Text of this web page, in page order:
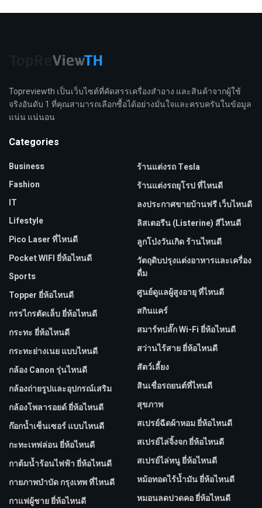
Topreviewth เป็นเว็บไซต์ที่คัดสรรเครื่องสำอาง และสินค้าจากผู้ใช้
จริงอันดับ 1 ที่คุณสามารถเลือกซื้อได้อย่างมั่นใจและครบครันในข้อมูล
แน่น แน่นอน
Categories
Business
Fashion
IT
Lifestyle
Pico Laser ที่ไหนดี
Pocket WIFI ยี่ห้อไหนดี
Sports
Topper ยี่ห้อไหนดี
กรรไกรตัดเล็บ ยี่ห้อไหนดี
กระทะ ยี่ห้อไหนดี
กระทะย่างเนย แบบไหนดี
กล้อง Canon รุ่นไหนดี
กล้องถ่ายรูปและอุปกรณ์เสริม
กล้องโพลารอยด์ ยี่ห้อไหนดี
ก๊อกน้ำเซ็นเซอร์ แบบไหนดี
กะทะเทฟล่อน ยี่ห้อไหนดี
กาต้มน้ำร้อนไฟฟ้า ยี่ห้อไหนดี
กายภาพบําบัด กรุงเทพ ที่ไหนดี
กาแฟผู้ชาย ยี่ห้อไหนดี
ร้านแต่งรถ Tesla
ร้านแต่งรถยุโรป ที่ไหนดี
ลงประกาศขายบ้านฟรี เว็บไหนดี
ลิสเตอรีน (Listerine) สีไหนดี
ลูกโป่งวันเกิด ร้านไหนดี
วัตถุดิบปรุงแต่งอาหารและเครื่อง
ดื่ม
ศูนย์ดูแลผู้สูงอายุ ที่ไหนดี
สกินแคร์
สมาร์ทปลั๊ก Wi-Fi ยี่ห้อไหนดี
สว่านไร้สาย ยี่ห้อไหนดี
สัตว์เลี้ยง
สินเชื่อรถยนต์ที่ไหนดี
สุขภาพ
สเปรย์ฉีดผ้าหอม ยี่ห้อไหนดี
สเปรย์ไล่จิ้งจก ยี่ห้อไหนดี
สเปรย์ไล่หนู ยี่ห้อไหนดี
หม้อทอดไร้น้ำมัน ยี่ห้อไหนดี
หมอนลดปวดคอ ยี่ห้อไหนดี